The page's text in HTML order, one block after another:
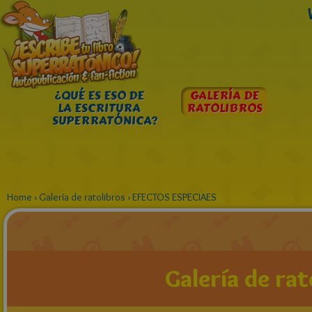
¿QUÉ ES ESO DE
LA ESCRITURA
SUPERRATÓNICA?
GALERÍA DE
RATOLIBROS
Home › Galería de ratolibros ›EFECTOS ESPECIAES
Galería de